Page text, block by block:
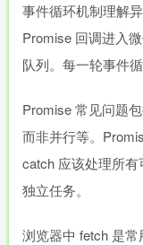
事件循环机制理解
Promise 回调进入
队列。每一轮事件
Promise 常见问题
而非并行等。
catch 应该处理所
独立任务。
浏览器中 fetch 是